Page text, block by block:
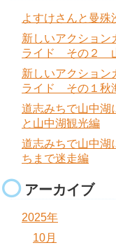
よすけさんと曼殊
新しいアクショ
ライド その２
新しいアクショ
ライド その１秋
道志みちで山中
と山中湖観光編
道志みちで山中
ちまで迷走編
アーカイブ
2025年
10月